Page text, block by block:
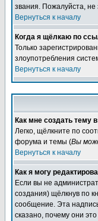
звания. Пожалуйста,
Вернуться к началу
Когда я щёлкаю по
Только
злоупотребления
Вернуться к началу
Как мне создать тему
Легко, щёлкните по
форума и темы (Вы
Вернуться к началу
Как я могу
Если вы не
создания) щёлкнув по
сообщение. Эта
сказано, почему они